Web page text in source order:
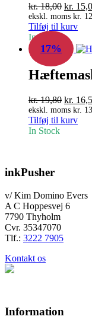
kr.18,00 Den
pris
var:
kr.
kr.
ekskl. moms kr.
Tilføj til kurv
In Stock
17%
kr.19,80 Den
pris
kr.
ekskl. moms kr.
Tilføj til kurv
In Stock
inkPusher
v/ Kim Domino Evers
A C Hoppesvej 6
7790 Thyholm
Cvr. 35347070
Tlf.: 3222 7905
Kontakt os
Information